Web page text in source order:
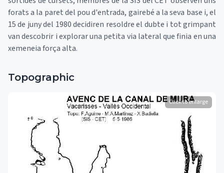
forats a la paret del pou d'entrada, gairebé a la seva base i, el
15 de juny del 1980 decidiren resoldre el dubte i tot grimpant
van descobrir i explorar una petita via lateral que finia en una
xemeneia força alta.
Topographic
Click to enlarge